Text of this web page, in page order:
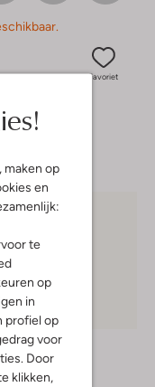
, maken op
en
te
op
in
profiel op
voor
Door
klikken,
Favoriet